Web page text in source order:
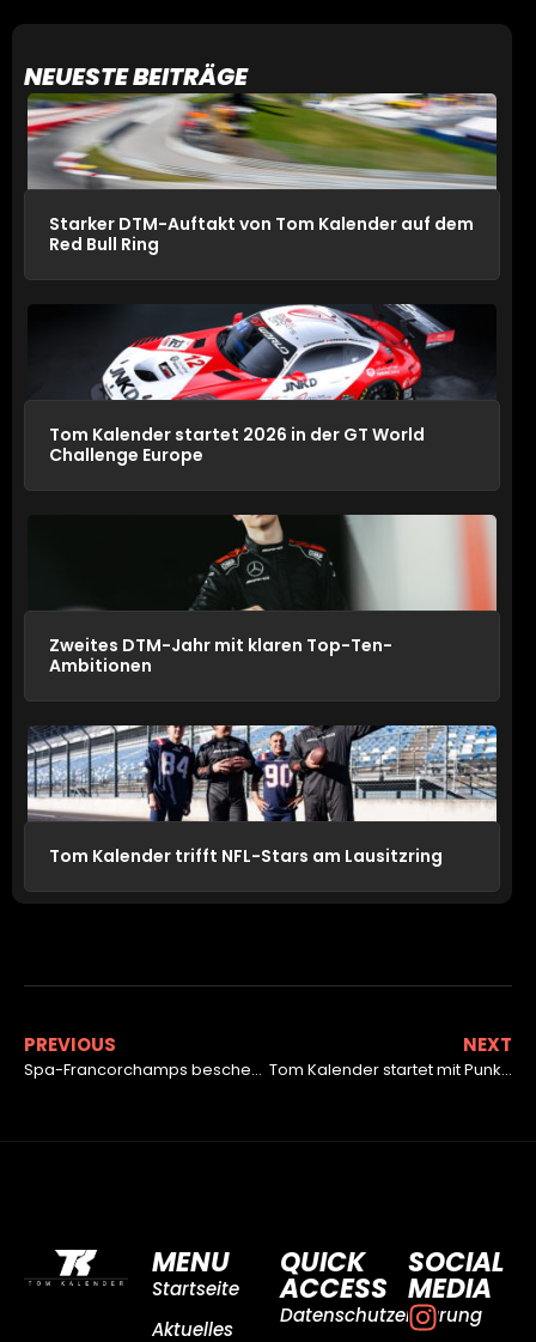
NEUESTE BEITRÄGE
Starker DTM-Auftakt von Tom Kalender auf dem
Red Bull Ring
Tom Kalender startet 2026 in der GT World
Challenge Europe
Zweites DTM-Jahr mit klaren Top-Ten-
Ambitionen
Tom Kalender trifft NFL-Stars am Lausitzring
PREVIOUS
Spa-Francorchamps beschert Tom Kalender weitere Punkte
NEXT
Tom Kalender startet mit Punkte in Endphase
MENU
Startseite
Aktuelles
QUICK
ACCESS
Datenschutzerklärung
SOCIAL
MEDIA